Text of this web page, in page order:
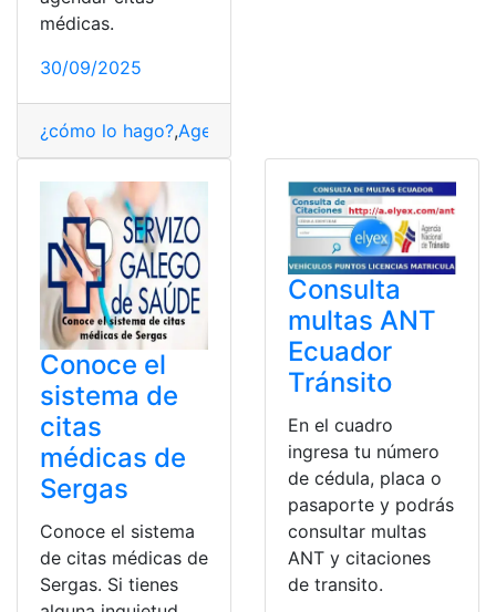
médicas.
30/09/2025
¿cómo lo hago?,Agendamientos
Conoce el
sistema de
citas
médicas de
Sergas
Conoce el sistema
de citas médicas de
Sergas. Si tienes
Consulta
multas ANT
Ecuador
Tránsito
En el cuadro
ingresa tu número
de cédula, placa o
pasaporte y podrás
consultar multas
ANT y citaciones
de transito.